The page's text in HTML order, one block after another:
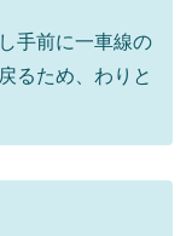
手前に一車線の
るため、わりと